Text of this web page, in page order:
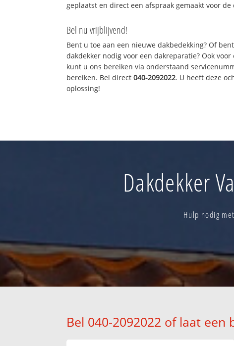
geplaatst en direct een afspraak gemaakt voor
Bel nu vrijblijvend!
Bent u toe aan een nieuwe dakbedekking? Of
dakdekker nodig voor een dakreparatie? Ook
kunt u ons bereiken via onderstaand
bereiken. Bel direct040-2092022. U heeft deze
oplossing!
Dakdekker
Hulp nodig
Bel 040-2092022 of laat